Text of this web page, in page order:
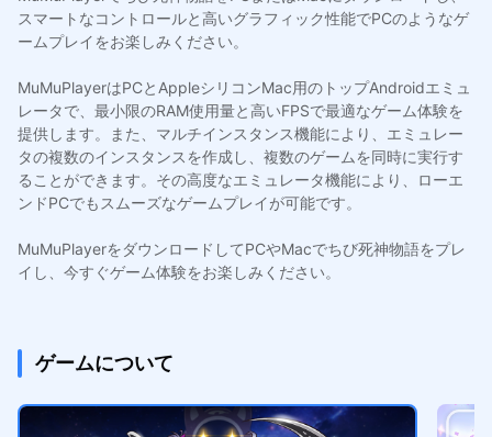
スマートなコントロールと高いグラフィック性能でPCのようなゲ
ームプレイをお楽しみください。
MuMuPlayerはPCとAppleシリコンMac用のトップAndroidエミュ
レータで、最小限のRAM使用量と高いFPSで最適なゲーム体験を
提供します。また、マルチインスタンス機能により、エミュレー
タの複数のインスタンスを作成し、複数のゲームを同時に実行す
ることができます。その高度なエミュレータ機能により、ローエ
ンドPCでもスムーズなゲームプレイが可能です。
MuMuPlayerをダウンロードしてPCやMacでちび死神物語をプレ
イし、今すぐゲーム体験をお楽しみください。
ゲームについて